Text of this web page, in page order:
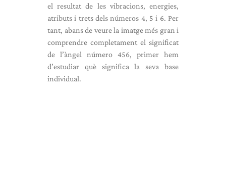
el resultat de les vibracions, energies,
atributs i trets dels números 4, 5 i 6. Per
tant, abans de veure la imatge més gran i
comprendre completament el significat
de l’àngel número 456, primer hem
d’estudiar què significa la seva base
individual.